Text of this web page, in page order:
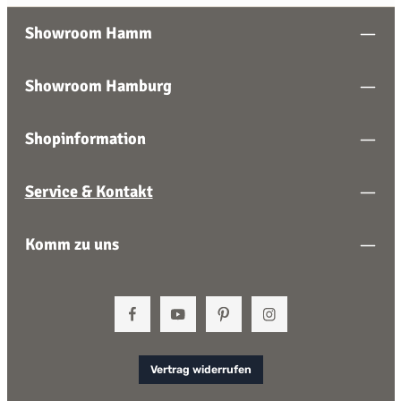
Bedarf nachgefüllt.
Showroom Hamm
Showroom Hamburg
Shopinformation
Service & Kontakt
Komm zu uns
Vertrag widerrufen